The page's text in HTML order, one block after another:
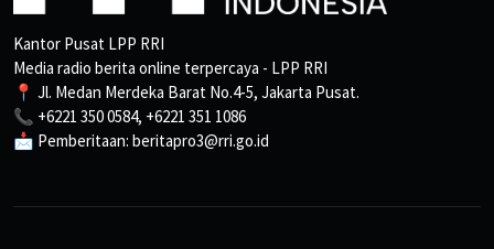
Kantor Pusat LPP RRI
Media radio berita online terpercaya - LPP RRI
📍 Jl. Medan Merdeka Barat No.4-5, Jakarta Pusat.
📞 +6221 350 0584, +6221 351 1086
📩 Pemberitaan: beritapro3@rri.go.id